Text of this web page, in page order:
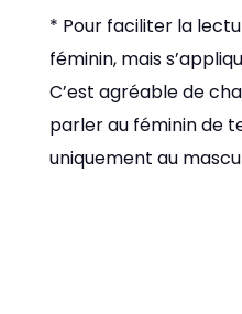
* Pour faciliter la
féminin, mais
C’est agréable de
parler au féminin de
uniquement au